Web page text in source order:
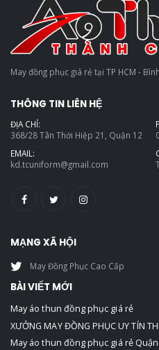
May đồng phục giá rẻ tại TP HCM -
THÔNG TIN LIÊN HỆ
ĐỊA CHỈ:
368/28 Tân Thới Hiệp 21, Quận 12
EMAIL:
kd.tcuniform@gmail.com
MẠNG XÃ HỘI
May Đồng Phục Cao Cấp
BÀI VIẾT MỚI
May áo thun đồng phục giá rẻ
XƯỞNG MAY ĐỒNG PHỤC UY TÍN
May áo thun đồng phục giá rẻ